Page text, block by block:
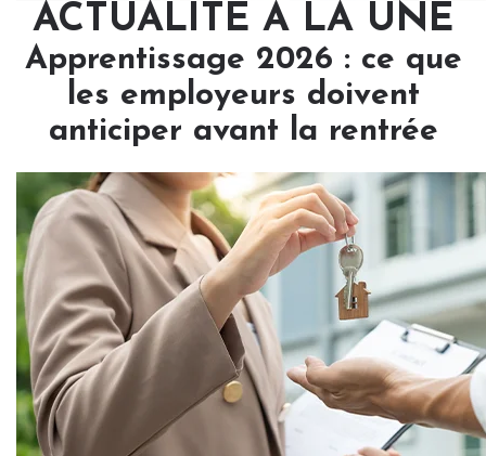
ACTUALITÉ À LA UNE
Apprentissage 2026 : ce que
les employeurs doivent
anticiper avant la rentrée